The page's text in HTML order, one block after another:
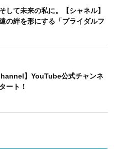
して未来の私に。【シャネル】
の絆を形にする「ブライダルフ
】YouTube公式チャンネ
ート！